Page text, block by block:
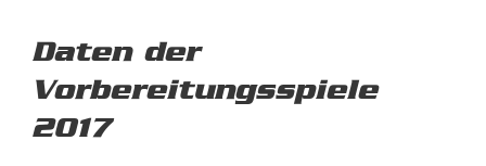
Daten der
Vorbereitungsspiele
2017